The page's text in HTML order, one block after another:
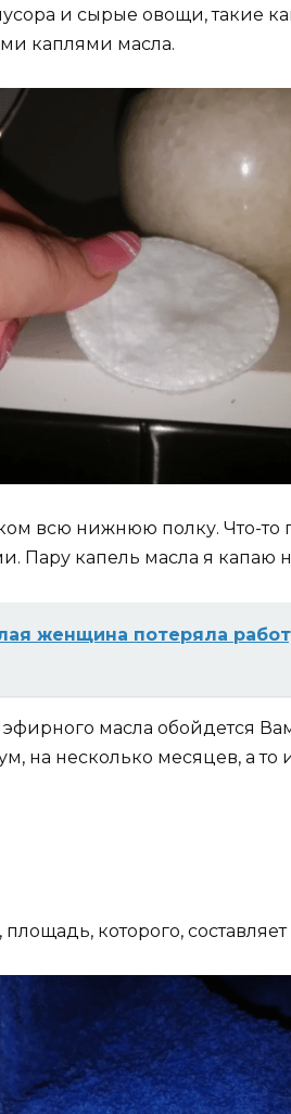
и сырые овощи, такие
каплями масла.
всю нижнюю полку. Что-то
Пару капель масла я капаю
женщина потеряла
масла обойдется
на несколько месяцев, а
которого, составляет